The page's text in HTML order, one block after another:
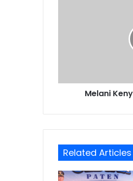
Melani
Related Articles